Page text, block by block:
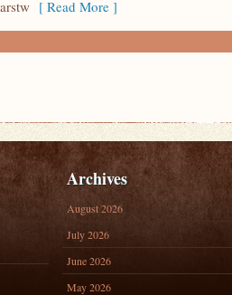
[ Read More ]
Archives
August 2026
July 2026
June 2026
May 2026